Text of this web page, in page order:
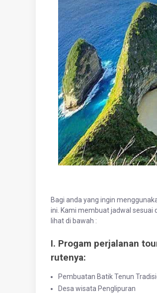
Bagi anda yang ingin
ini. Kami membuat jadwal sesuai
lihat di bawah :
I. Progam perjalanan
rutenya:
Pembuatan Batik Tenun
Desa wisata Penglipuran